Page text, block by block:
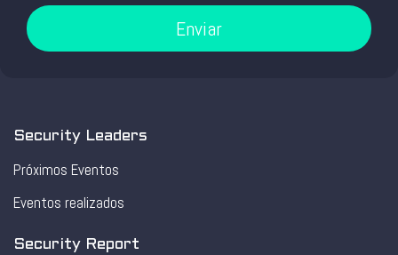
Enviar
Security Leaders
Próximos Eventos
Eventos realizados
Security Report